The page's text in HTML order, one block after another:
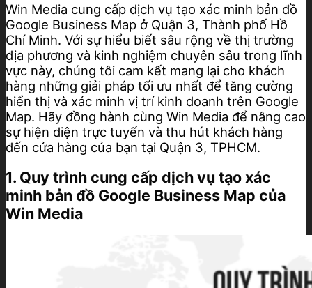
Win Media cung cấp dịch vụ tạo xác minh bản đồ
Google Business Map ở Quận 3, Thành phố Hồ
Chí Minh. Với sự hiểu biết sâu rộng về thị trường
địa phương và kinh nghiệm chuyên sâu trong lĩnh
vực này, chúng tôi cam kết mang lại cho khách
hàng những giải pháp tối ưu nhất để tăng cường
hiển thị và xác minh vị trí kinh doanh trên Google
Map. Hãy đồng hành cùng Win Media để nâng cao
sự hiện diện trực tuyến và thu hút khách hàng
đến cửa hàng của bạn tại Quận 3, TPHCM.
1. Quy trình cung cấp dịch vụ tạo xác
minh bản đồ Google Business Map của
Win Media